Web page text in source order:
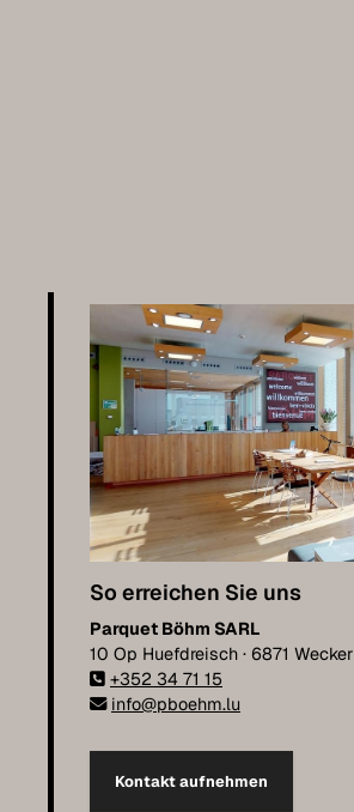
So erreichen Sie uns
Parquet Böhm SARL
10 Op Huefdreisch · 6871 Wecker
+352 34 71 15
info@pboehm.lu
Kontakt aufnehmen